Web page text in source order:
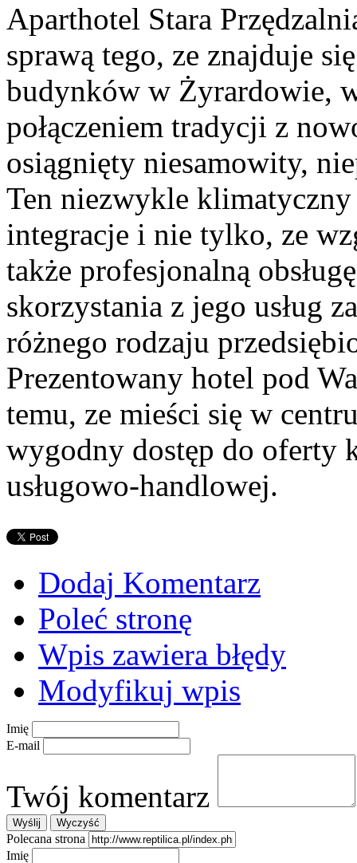
Aparthotel Stara
sprawą tego, ze znajduje
budynków w Żyrardowie,
połączeniem tradycji z
osiągnięty niesamowity,
Ten niezwykle klimatyczny
integracje i nie tylko, ze
także profesjonalną
skorzystania z jego usług
różnego rodzaju
Prezentowany hotel pod
temu, ze mieści się w
wygodny dostęp do oferty
usługowo-handlowej.
Dodaj Komentarz
Poleć stronę
Wpis zawiera błędy
Modyfikuj wpis
Imię
E-mail
Twój komentarz
Polecana strona
Imię